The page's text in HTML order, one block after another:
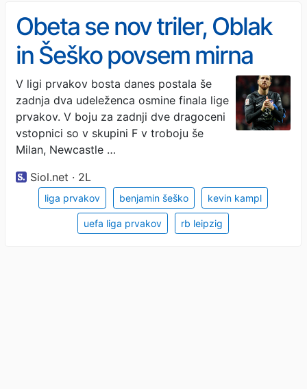
Obeta se nov triler, Oblak
in Šeško povsem mirna
V ligi prvakov bosta danes postala še
zadnja dva udeleženca osmine finala lige
prvakov. V boju za zadnji dve dragoceni
vstopnici so v skupini F v troboju še
Milan, Newcastle …
Siol.net · 2L
liga prvakov benjamin šeško kevin kampl
uefa liga prvakov rb leipzig